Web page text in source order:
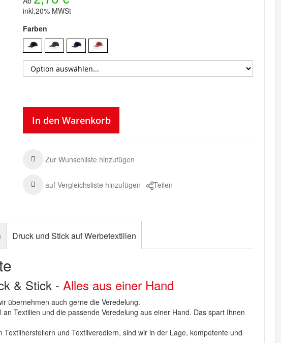
inkl.20% MWSt
Farben
In den Warenkorb
Zur Wunschliste hinzufügen
auf Vergleichsliste hinzufügen Teilen
Druck und Stick auf Werbetextilien
& Stick -Alles aus einer Hand
übernehmen auch gerne die Veredelung.
Textilien und die passende Veredelung aus einer Hand. Das spart Ihnen
und Textilveredlern, sind wir in der Lage, kompetente und